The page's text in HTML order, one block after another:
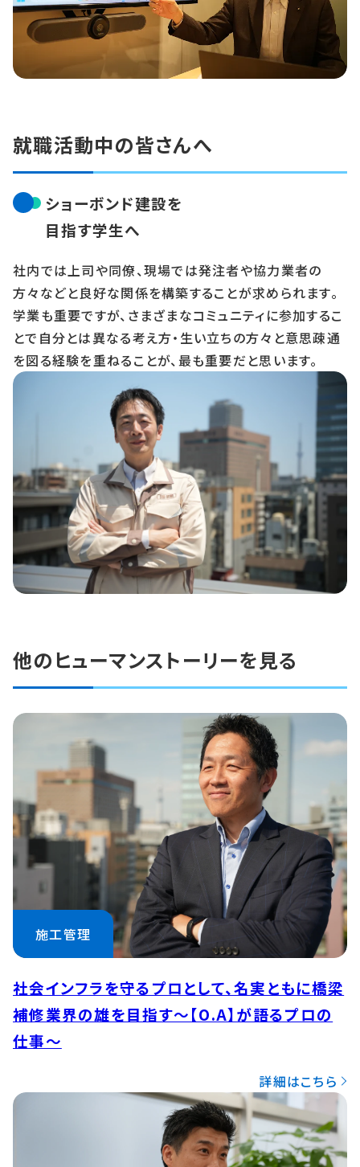
就職活動中の皆さんへ
ショーボンド建設を
目指す学生へ
社内では上司や同僚、現場では発注者や協力業者の
方々などと良好な関係を構築することが求められます。
学業も重要ですが、さまざまなコミュニティに参加するこ
とで自分とは異なる考え方・生い立ちの方々と意思疎通
を図る経験を重ねることが、最も重要だと思います。
他のヒューマンストーリーを見る
施工管理
社会インフラを守るプロとして、名実ともに橋梁
補修業界の雄を目指す〜【O.A】が語るプロの
仕事〜
詳細はこちら